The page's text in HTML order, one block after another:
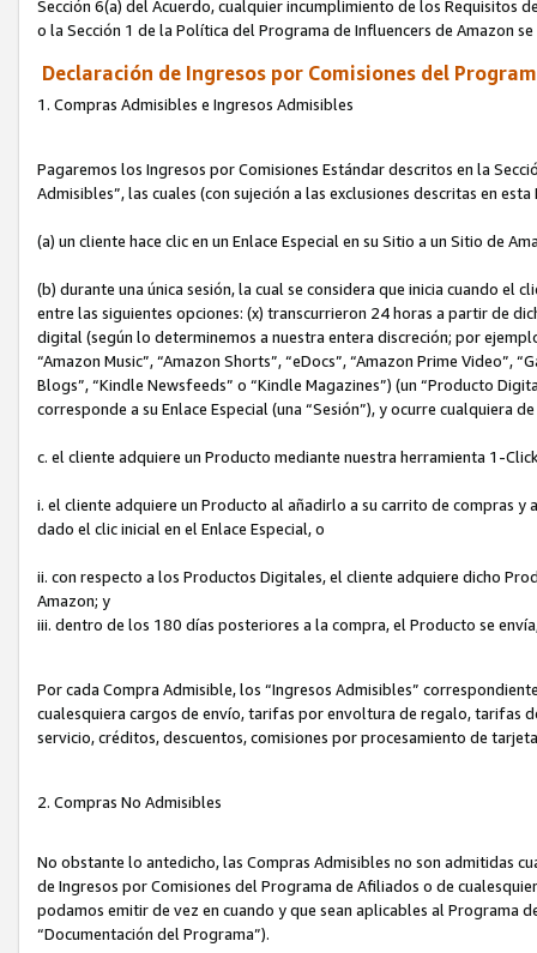
Sección 6(a) del Acuerdo, cualquier incumplimiento de los Requisitos
o la Sección 1 de la Política del Programa de Influencers de Amazon
Declaración de Ingresos por Comisiones del
1. Compras Admisibles e Ingresos Admisibles
Pagaremos los Ingresos por Comisiones Estándar descritos en la
Admisibles”, las cuales (con sujeción a las exclusiones descritas en
(a) un cliente hace clic en un Enlace Especial en su Sitio a un Sitio de
(b) durante una única sesión, la cual se considera que inicia cuando el
entre las siguientes opciones: (x) transcurrieron 24 horas a partir de
digital (según lo determinemos a nuestra entera discreción; por
“Amazon Music”, “Amazon Shorts”, “eDocs”, “Amazon Prime Video”,
Blogs”, “Kindle Newsfeeds” o “Kindle Magazines”) (un “Producto
corresponde a su Enlace Especial (una “Sesión”), y ocurre cualquiera
c. el cliente adquiere un Producto mediante nuestra herramienta 1-
i. el cliente adquiere un Producto al añadirlo a su carrito de compras
dado el clic inicial en el Enlace Especial, o
ii. con respecto a los Productos Digitales, el cliente adquiere dicho
Amazon; y
iii. dentro de los 180 días posteriores a la compra, el Producto se
Por cada Compra Admisible, los “Ingresos Admisibles”
cualesquiera cargos de envío, tarifas por envoltura de regalo, tarifas
servicio, créditos, descuentos, comisiones por procesamiento de
2. Compras No Admisibles
No obstante lo antedicho, las Compras Admisibles no son admitidas
de Ingresos por Comisiones del Programa de Afiliados o de
podamos emitir de vez en cuando y que sean aplicables al Programa
“Documentación del Programa”).